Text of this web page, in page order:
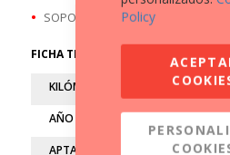
SOPORTE TELEFONO MOVIL
FICHA TÉCNICA
KILÓMETROS
AÑO
APTA
Policy